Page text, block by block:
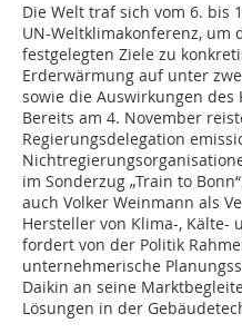
Die Welt traf sich vom 6. bis
UN-Weltklimakonferenz, um
festgelegten Ziele zu
Erderwärmung auf unter
sowie die Auswirkungen
Bereits am 4. November
Regierungsdelegation
im Sonderzug „Train to
auch Volker Weinmann als
Hersteller von Klima-, Kälte-
fordert von der Politik
unternehmerische
Daikin an seine
Lösungen in der